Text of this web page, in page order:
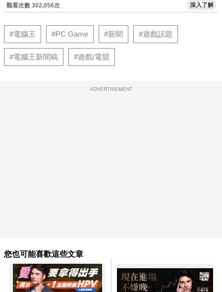
觀看次數 302,056次 深入了解
#電腦王 #PC Game #新聞 #遊戲話題
#電腦王新聞稿 #遊戲/電競
ADVERTISEMENT
您也可能喜歡這些文章